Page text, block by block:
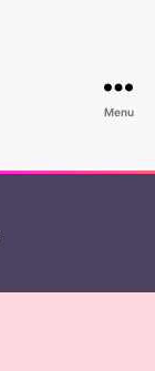
Menu